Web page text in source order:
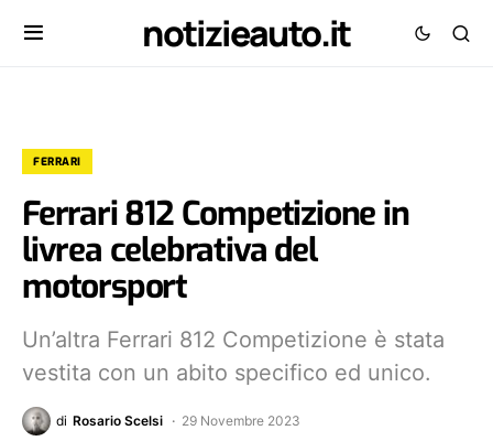
notizieauto.it
FERRARI
Ferrari 812 Competizione in
livrea celebrativa del
motorsport
Un’altra Ferrari 812 Competizione è stata
vestita con un abito specifico ed unico.
di Rosario Scelsi 29 Novembre 2023